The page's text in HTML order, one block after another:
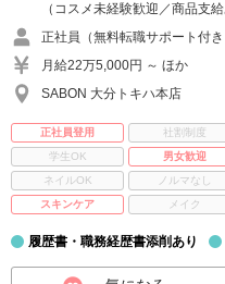
（コスメ未経験歓迎／商品支
正社員（無料転職サポート付
月給22万5,000円 ～ ほか
SABON 大分トキハ本店
正社員登用 社割制度
学生OK
男女歓迎
ネイルOK
ノルマなし
スキンケア
メイク
履歴書・職務経歴書添削あり